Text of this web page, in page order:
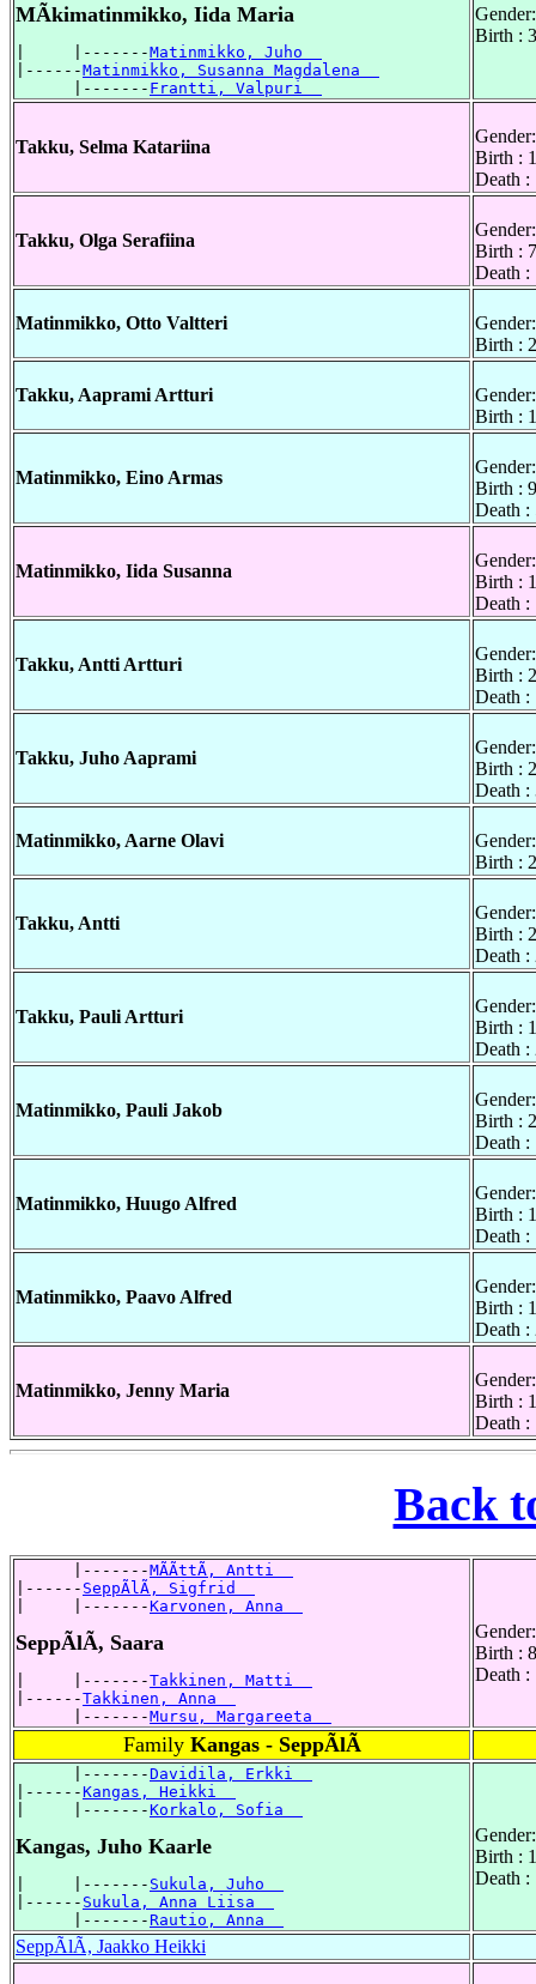
MÃkimatinmikko, Iida Maria
|     |-------Matinmikko, Juho
|------Matinmikko, Susanna Magdalena
      |-------
Frantti, Valpuri
Birth :
Takku, Selma Katariina
Birth :
Death :
Takku, Olga Serafiina
Birth :
Death :
Matinmikko, Otto Valtteri
Birth :
Takku, Aaprami Artturi
Birth :
Matinmikko, Eino Armas
Birth :
Death :
Matinmikko, Iida Susanna
Birth :
Death :
Takku, Antti Artturi
Birth :
Death :
Takku, Juho Aaprami
Birth :
Death :
Matinmikko, Aarne Olavi
Birth :
Takku, Antti
Birth :
Death :
Takku, Pauli Artturi
Birth :
Death :
Matinmikko, Pauli Jakob
Birth :
Death :
Matinmikko, Huugo Alfred
Birth :
Death :
Matinmikko, Paavo Alfred
Birth :
Death :
Matinmikko, Jenny Maria
Birth :
Death :
Back
      |-------
MÃÃttÃ, Antti
|------ SeppÃlÃ, Sigfrid
|     |-------Karvonen, Anna
SeppÃlÃ, Saara
|     |-------Takkinen, Matti
|------Takkinen, Anna
      |-------
Mursu, Margareeta
Birth :
Death :
Family Kangas - SeppÃlÃ
      |-------
Davidila, Erkki
|------Kangas, Heikki
|     |-------Korkalo, Sofia
Kangas, Juho Kaarle
|     |------- Sukula, Juho
|------ Sukula, Anna Liisa
      |-------
Rautio, Anna
Birth :
Death :
SeppÃlÃ, Jaakko Heikki